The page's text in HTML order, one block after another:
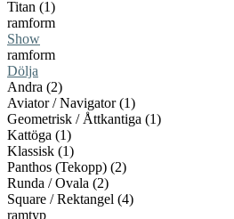
Titan (1)
ramform
Show
ramform
Dölja
Andra (2)
Aviator / Navigator (1)
Geometrisk / Åttkantiga (1)
Kattöga (1)
Klassisk (1)
Panthos (Tekopp) (2)
Runda / Ovala (2)
Square / Rektangel (4)
ramtyp